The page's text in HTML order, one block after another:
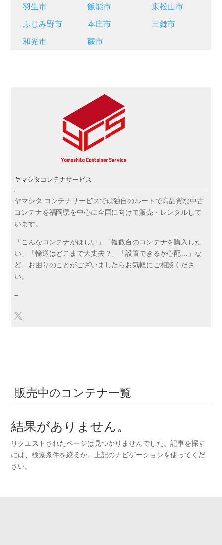
羽生市 飯能市 東松山市
ふじみ野市 本庄市 三郷市
和光市 蕨市
ヤマシタコンテナサービス
ヤマシタ コンテナサービスでは独自のルートで高品質な中古
コンテナを福岡県を中心に全国に向けて販売・レンタルして
います。
「こんなコンテナがほしい」「複数台のコンテナを購入した
い」「輸送はどこまで大丈夫？」「設置できるか心配…」な
ど、お困りのことがございましたらお気軽にご相談くださ
い。
–
販売中のコンテナ一覧
結果がありません。
リクエストされたページは見つかりませんでした。記事を探す
には、検索条件を絞るか、上記のナビゲーションを使ってくだ
さい。